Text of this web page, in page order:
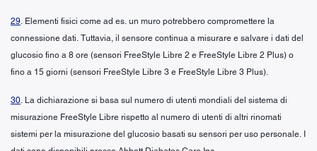
29. Elementi fisici come ad es. un muro potrebbero compromettere la
connessione dati. Tuttavia, il sensore continua a misurare e salvare i dati del
glucosio fino a 8 ore (sensori FreeStyle Libre 2 e FreeStyle Libre 2 Plus) o
fino a 15 giorni (sensori FreeStyle Libre 3 e FreeStyle Libre 3 Plus).
30. La dichiarazione si basa sul numero di utenti mondiali del sistema di
misurazione FreeStyle Libre rispetto al numero di utenti di altri rinomati
sistemi per la misurazione del glucosio basati su sensori per uso personale. I